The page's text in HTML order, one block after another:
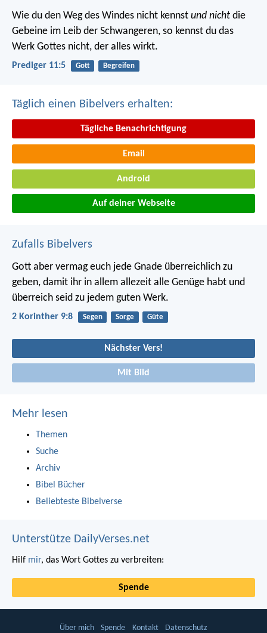
Wie du den Weg des Windes nicht kennst und nicht die
Gebeine im Leib der Schwangeren, so kennst du das
Werk Gottes nicht, der alles wirkt.
Prediger 11:5 Gott Begreifen
Täglich einen Bibelvers erhalten:
Tägliche Benachrichtigung
Email
Android
Auf deiner Webseite
Zufalls Bibelvers
Gott aber vermag euch jede Gnade überreichlich zu
geben, damit ihr in allem allezeit alle Genüge habt und
überreich seid zu jedem guten Werk.
2 Korinther 9:8 Segen Sorge Güte
Nächster Vers!
Mit Bild
Mehr lesen
Themen
Suche
Archiv
Bibel Bücher
Beliebteste Bibelverse
Unterstütze DailyVerses.net
Hilf mir, das Wort Gottes zu verbreiten:
Spende
Über mich Spende Kontakt Datenschutz